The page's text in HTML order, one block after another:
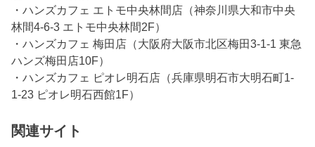
・ハンズカフェ エトモ中央林間店（神奈川県大和市中央
林間4-6-3 エトモ中央林間2F）
・ハンズカフェ 梅田店（大阪府大阪市北区梅田3-1-1 東急
ハンズ梅田店10F）
・ハンズカフェ ピオレ明石店（兵庫県明石市大明石町1-
1-23 ピオレ明石西館1F）
関連サイト